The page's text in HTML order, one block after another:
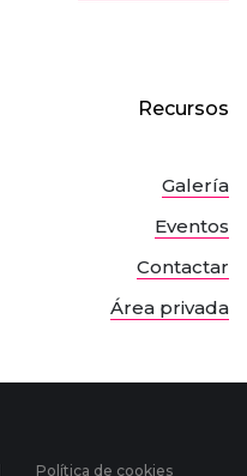
Recursos
Galería
Eventos
Contactar
Área privada
Política de cookies